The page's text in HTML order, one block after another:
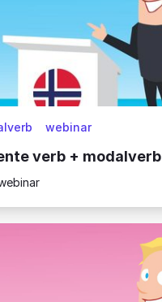
webinar
verb + modalverb